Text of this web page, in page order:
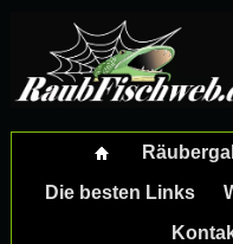
Die besten Links